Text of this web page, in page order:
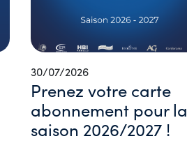
30/07/2026
Prenez votre carte
abonnement pour la
saison 2026/2027 !